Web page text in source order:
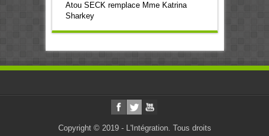
Atou SECK remplace Mme Katrina
Sharkey
Copyright © 2019 - L'Intégration. Tous droits